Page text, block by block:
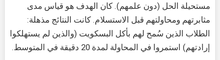
مستحيلة الحل (دون علمهم). كان الهدف هو قياس مدى
مثابرتهم ومحاولتهم قبل الاستسلام. كانت النتائج مذهلة:
الطلاب الذين سُمح لهم بأكل البسكويت (والذين لم يستهلكوا
إرادتهم) استمروا في المحاولة لمدة 20 دقيقة في المتوسط.